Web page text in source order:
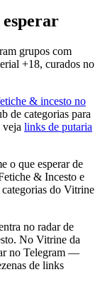
grupos com
+18, curados no
& incesto no
de categorias para
veja links de putaria
o que esperar de
& Incesto e
do Vitrine
no radar de
No Vitrine da
no Telegram —
de links